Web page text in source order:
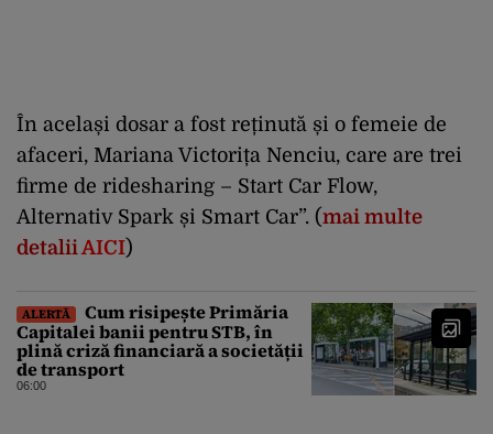
În același dosar a fost reținută și o femeie de
afaceri, Mariana Victorița Nenciu, care are trei
firme de ridesharing – Start Car Flow,
Alternativ Spark și Smart Car”. (mai multe
detalii AICI)
ALERTĂ
Cum risipește Primăria
Capitalei banii pentru STB, în
plină criză financiară a societății
de transport
06:00